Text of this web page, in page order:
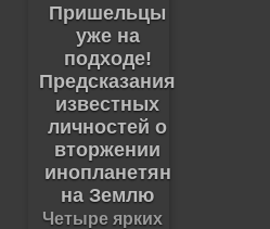
Пришельцы
уже на
подходе!
Предсказания
известных
личностей о
вторжении
инопланетян
на Землю
Четыре ярких